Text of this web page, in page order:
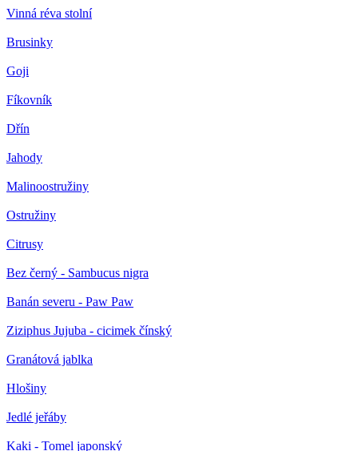
Vinná réva stolní
Brusinky
Goji
Fíkovník
Dřín
Jahody
Malinoostružiny
Ostružiny
Citrusy
Bez černý - Sambucus nigra
Banán severu - Paw Paw
Ziziphus Jujuba - cicimek čínský
Granátová jablka
Hlošiny
Jedlé jeřáby
Kaki - Tomel japonský